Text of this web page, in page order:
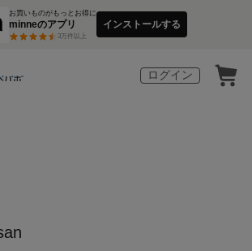
お買いものがもっとお得に
minneのアプリ
3万件以上
インストールする
ログイン